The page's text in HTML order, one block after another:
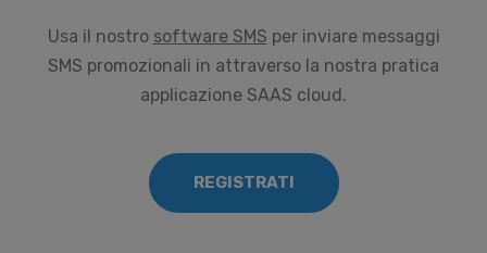
Usa il nostro software SMS per inviare messaggi
SMS promozionali in attraverso la nostra pratica
applicazione SAAS cloud.
REGISTRATI